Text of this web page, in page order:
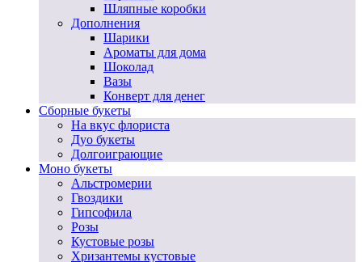
Шляпные коробки
Дополнения
Шарики
Ароматы для дома
Шоколад
Вазы
Конверт для денег
Сборные букеты
На вкус флориста
Дуо букеты
Долгоиграющие
Моно букеты
Альстромерии
Гвоздики
Гипсофила
Розы
Кустовые розы
Хризантемы кустовые